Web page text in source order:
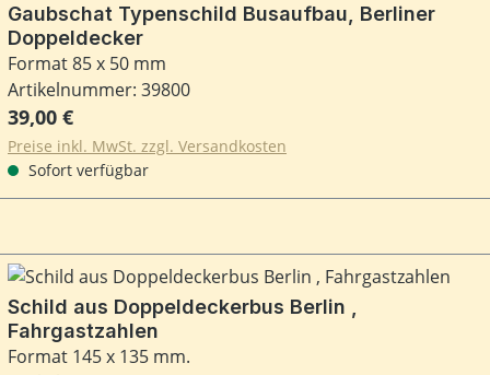
Gaubschat Typenschild Busaufbau, Berliner
Doppeldecker
Format 85 x 50 mm
Artikelnummer: 39800
Regulärer Preis:
39,00 €
Preise inkl. MwSt. zzgl. Versandkosten
Sofort verfügbar
Schild aus Doppeldeckerbus Berlin ,
Fahrgastzahlen
Format 145 x 135 mm.